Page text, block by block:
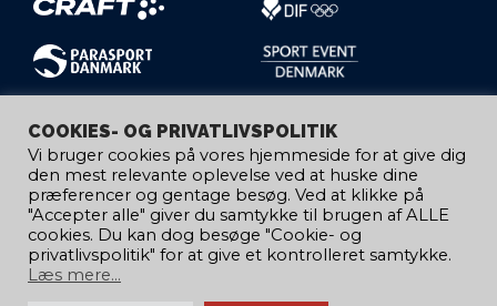
COOKIES- OG PRIVATLIVSPOLITIK
Vi bruger cookies på vores hjemmeside for at give dig
den mest relevante oplevelse ved at huske dine
præferencer og gentage besøg. Ved at klikke på
"Accepter alle" giver du samtykke til brugen af ​​ALLE
cookies. Du kan dog besøge "Cookie- og
privatlivspolitik" for at give et kontrolleret samtykke.
Læs mere...